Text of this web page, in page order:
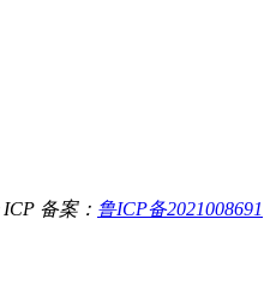
ICP 备案： 鲁ICP备2021008691